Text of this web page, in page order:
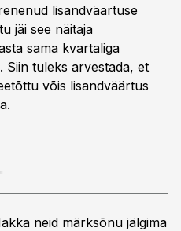
lisandväärtuse
jäi see näitaja
sama kvartaliga
Siin tuleks arvestada, et
võis lisandväärtus
neid märksõnu jälgima